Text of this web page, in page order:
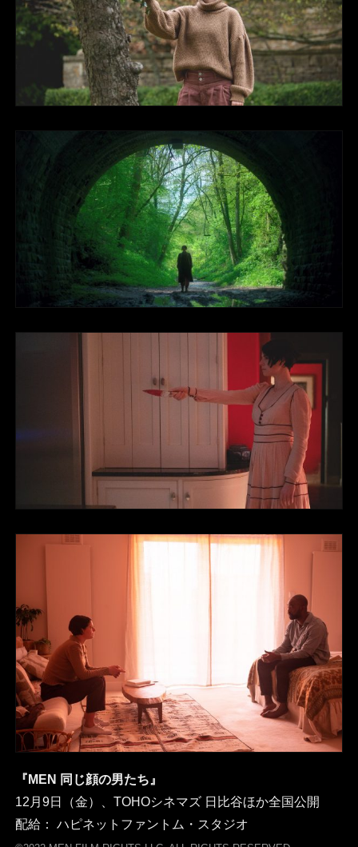
『MEN 同じ顔の男たち』
12月9日（金）、TOHOシネマズ 日比谷ほか全国公開
配給： ハピネットファントム・スタジオ